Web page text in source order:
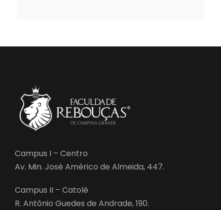
Campus I – Centro
Av. Min. José Américo de Almeida, 447.
Campus II – Catolé
R. Antônio Guedes de Andrade, 190.